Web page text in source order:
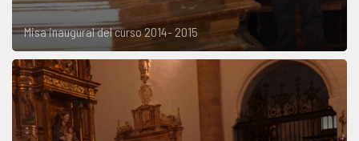
Misa inaugural del curso 2014- 2015